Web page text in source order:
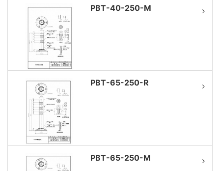
PBT-40-250-M
PBT-65-250-R
PBT-65-250-M